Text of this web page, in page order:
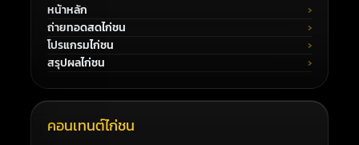
หน้าหลัก
ถ่ายทอดสดไก่ชน
โปรแกรมไก่ชน
สรุปผลไก่ชน
คอนเทนต์ไก่ชน